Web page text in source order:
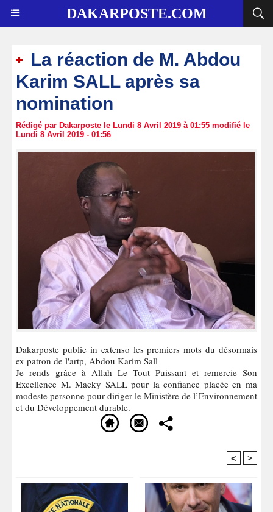
DAKARPOSTE.COM
La réaction de M. Abdou
Karim SALL après sa
nomination
Rédigé par Dakarposte le Lundi 8 Avril 2019 à 01:55 modifié le
Lundi 8 Avril 2019 - 01:56
Dakarposte publie in extenso les premiers mots du désormais
ex patron de l'artp, Abdou Karim Sall
Je rends grâce à Allah Le Tout Puissant et remercie Son
Excellence M. Macky SALL pour la confiance placée en ma
modeste personne pour diriger le Ministère de l’Environnement
et du Développement durable.
< >